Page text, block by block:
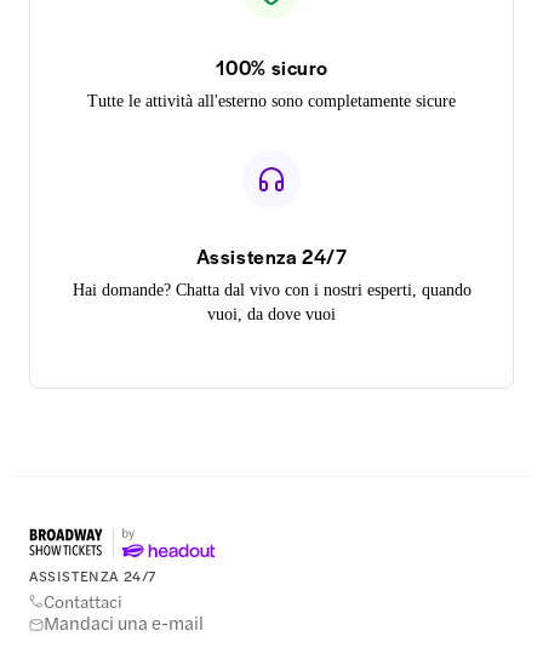
100% sicuro
Tutte le attività all'esterno sono completamente sicure
Assistenza 24/7
Hai domande? Chatta dal vivo con i nostri esperti, quando
vuoi, da dove vuoi
ASSISTENZA 24/7
Contattaci
Mandaci una e-mail